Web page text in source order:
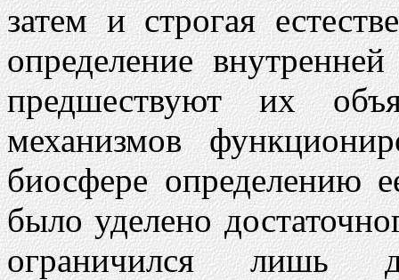
затем и строгая
определение
предшествуют их
механизмов
биосфере определению
было уделено
ограничился лишь